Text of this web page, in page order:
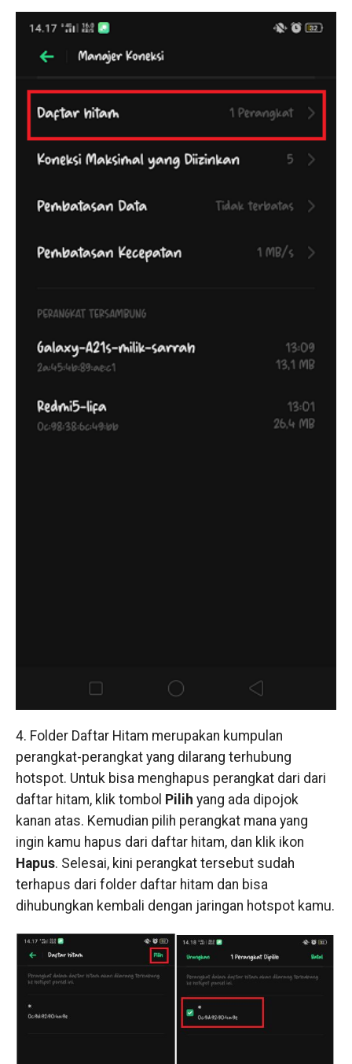
4. Folder Daftar Hitam merupakan kumpulan
perangkat-perangkat yang dilarang terhubung
hotspot. Untuk bisa menghapus perangkat dari dari
daftar hitam, klik tombol Pilih yang ada dipojok
kanan atas. Kemudian pilih perangkat mana yang
ingin kamu hapus dari daftar hitam, dan klik ikon
Hapus. Selesai, kini perangkat tersebut sudah
terhapus dari folder daftar hitam dan bisa
dihubungkan kembali dengan jaringan hotspot kamu.